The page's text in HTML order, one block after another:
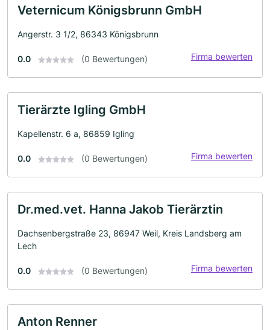
Veternicum Königsbrunn GmbH
Angerstr. 3 1/2, 86343 Königsbrunn
0.0 (0 Bewertungen) Firma bewerten
Tierärzte Igling GmbH
Kapellenstr. 6 a, 86859 Igling
0.0 (0 Bewertungen) Firma bewerten
Dr.med.vet. Hanna Jakob Tierärztin
Dachsenbergstraße 23, 86947 Weil, Kreis Landsberg am
Lech
0.0 (0 Bewertungen) Firma bewerten
Anton Renner